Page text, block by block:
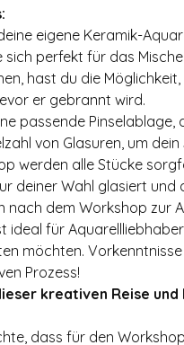
eigene Keramik-
sich perfekt für das
hast du die
er gebrannt wird.
passende
von Glasuren, um
werden alle Stücke
deiner Wahl glasiert und
nach dem Workshop zur
ideal für
möchten.
Prozess!
kreativen Reise
dass für den